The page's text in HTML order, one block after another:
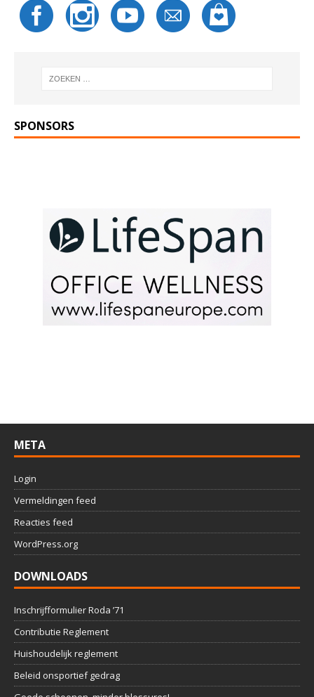
SPONSORS
META
Login
Vermeldingen feed
Reacties feed
WordPress.org
DOWNLOADS
Inschrijfformulier Roda ’71
Contributie Reglement
Huishoudelijk reglement
Beleid onsportief gedrag